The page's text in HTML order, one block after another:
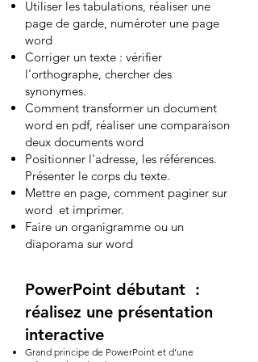
Utiliser les tabulations, réaliser une
page de garde, numéroter une page
word
Corriger un texte : vérifier
l'orthographe, chercher des
synonymes.
Comment transformer un document
word en pdf, réaliser une comparaison
deux documents word
Positionner l'adresse, les références.
Présenter le corps du texte.
Mettre en page, comment paginer sur
word et imprimer.
Faire un organigramme ou un
diaporama sur word
PowerPoint débutant :
réalisez une présentation
interactive
Grand principe de PowerPoint et d’une